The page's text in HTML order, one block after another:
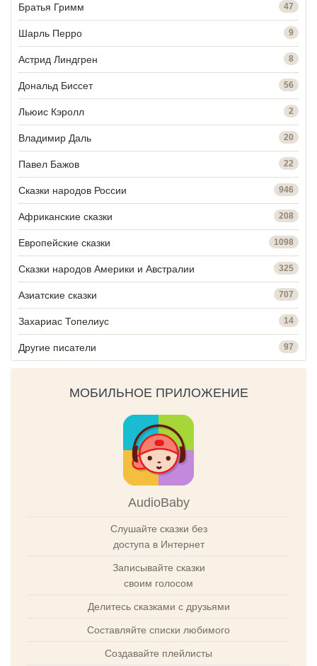
Братья Гримм 47
Шарль Перро 9
Астрид Линдгрен 8
Дональд Биссет 56
Льюис Кэролл 2
Владимир Даль 20
Павел Бажов 22
Сказки народов России 946
Африканские сказки 208
Европейские сказки 1098
Сказки народов Америки и Австралии 325
Азиатские сказки 707
Захариас Топелиус 14
Другие писатели 97
МОБИЛЬНОЕ ПРИЛОЖЕНИЕ
AudioBaby
Слушайте сказки без
доступа в Интернет
Записывайте сказки
своим голосом
Делитесь сказками с друзьями
Составляйте списки любимого
Создавайте плейлисты